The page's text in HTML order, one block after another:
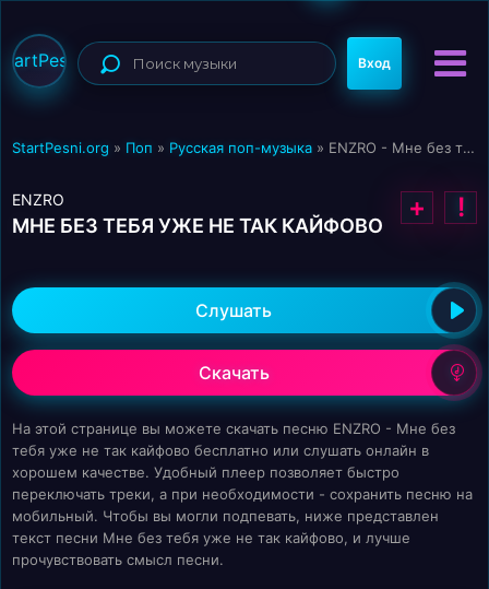
Вход
StartPesni.org » Поп » Русская поп-музыка » ENZRO - Мне без тебя уже не так кайфово
ENZRO
МНЕ БЕЗ ТЕБЯ УЖЕ НЕ ТАК КАЙФОВО
+ !
Слушать
Скачать
На этой странице вы можете скачать песню ENZRO - Мне без
тебя уже не так кайфово бесплатно или слушать онлайн в
хорошем качестве. Удобный плеер позволяет быстро
переключать треки, а при необходимости - сохранить песню на
мобильный. Чтобы вы могли подпевать, ниже представлен
текст песни Мне без тебя уже не так кайфово, и лучше
прочувствовать смысл песни.